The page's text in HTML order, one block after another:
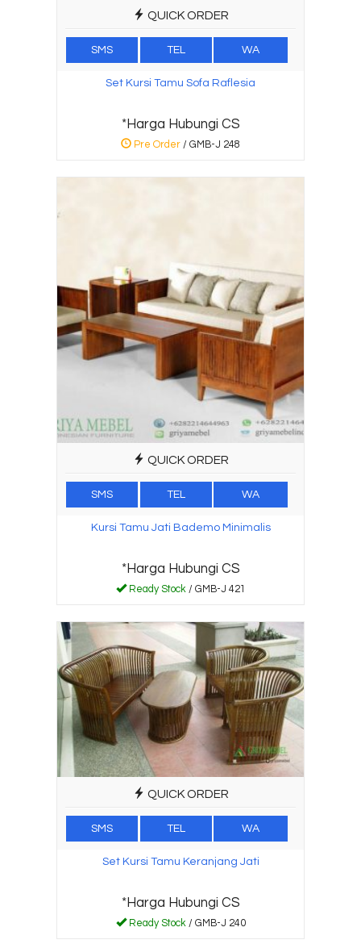
QUICK ORDER
SMS TEL WA
Set Kursi Tamu Sofa Raflesia
*Harga Hubungi CS
Pre Order / GMB-J 248
QUICK ORDER
SMS TEL WA
Kursi Tamu Jati Bademo Minimalis
*Harga Hubungi CS
Ready Stock/ GMB-J 421
QUICK ORDER
SMS TEL WA
Set Kursi Tamu Keranjang Jati
*Harga Hubungi CS
Ready Stock/ GMB-J 240